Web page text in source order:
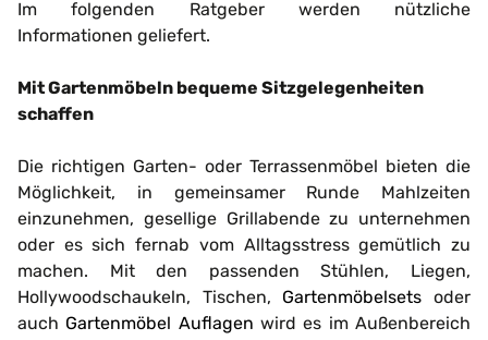
Im folgenden Ratgeber werden nützliche
Informationen geliefert.
Mit Gartenmöbeln bequeme Sitzgelegenheiten
schaffen
Die richtigen Garten- oder Terrassenmöbel bieten die
Möglichkeit, in gemeinsamer Runde Mahlzeiten
einzunehmen, gesellige Grillabende zu unternehmen
oder es sich fernab vom Alltagsstress gemütlich zu
machen. Mit den passenden Stühlen, Liegen,
Hollywoodschaukeln, Tischen, Gartenmöbelsets oder
auch Gartenmöbel Auflagen wird es im Außenbereich